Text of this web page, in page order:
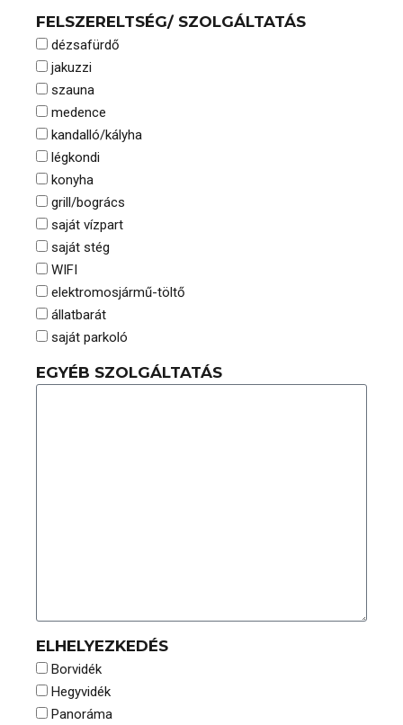
FELSZERELTSÉG/ SZOLGÁLTATÁS
dézsafürdő
jakuzzi
szauna
medence
kandalló/kályha
légkondi
konyha
grill/bogrács
saját vízpart
saját stég
WIFI
elektromosjármű-töltő
állatbarát
saját parkoló
EGYÉB SZOLGÁLTATÁS
ELHELYEZKEDÉS
Borvidék
Hegyvidék
Panoráma